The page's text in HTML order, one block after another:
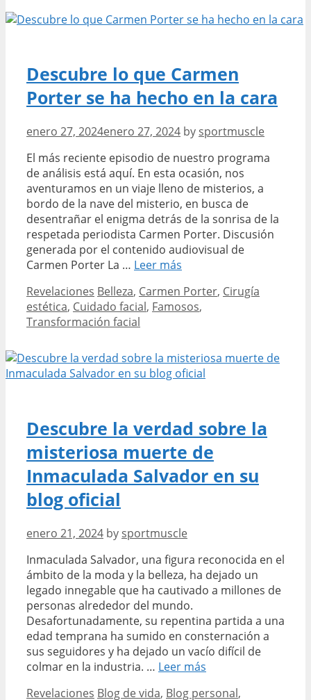
en
sorprendente
revelación
Descubre lo que Carmen
Porter se ha hecho en la cara
enero 27, 2024enero 27, 2024 by sportmuscle
El más reciente episodio de nuestro programa
de análisis está aquí. En esta ocasión, nos
aventuramos en un viaje lleno de misterios, a
bordo de la nave del misterio, en busca de
desentrañar el enigma detrás de la sonrisa de la
respetada periodista Carmen Porter. Discusión
generada por el contenido audiovisual de
Carmen Porter La … Leer más
que
Carmen
ha
hecho
Categories
Revelaciones Tags
Belleza, Carmen Porter, Cirugía
estética, Cuidado facial, Famosos,
Transformación facial
Descubre la verdad sobre la
misteriosa muerte de
Inmaculada Salvador en su
blog oficial
enero 21, 2024 by sportmuscle
Inmaculada Salvador, una figura reconocida en el
ámbito de la moda y la belleza, ha dejado un
legado innegable que ha cautivado a millones de
personas alrededor del mundo.
Desafortunadamente, su repentina partida a una
edad temprana ha sumido en consternación a
sus seguidores y ha dejado un vacío difícil de
colmar en la industria. … Leer más
verdad
Categories
Revelaciones Tags
Blog de vida, Blog personal,